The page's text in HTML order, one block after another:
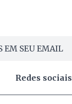
EM SEU EMAIL
Redes sociais